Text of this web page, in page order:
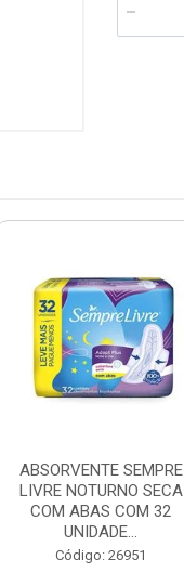
ABSORVENTE SEMPRE
LIVRE NOTURNO SECA
COM ABAS COM 32
UNIDADE...
Código: 26951